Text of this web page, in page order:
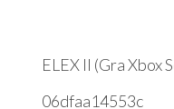
ELEX II (Gra Xbox
06dfaa14553c